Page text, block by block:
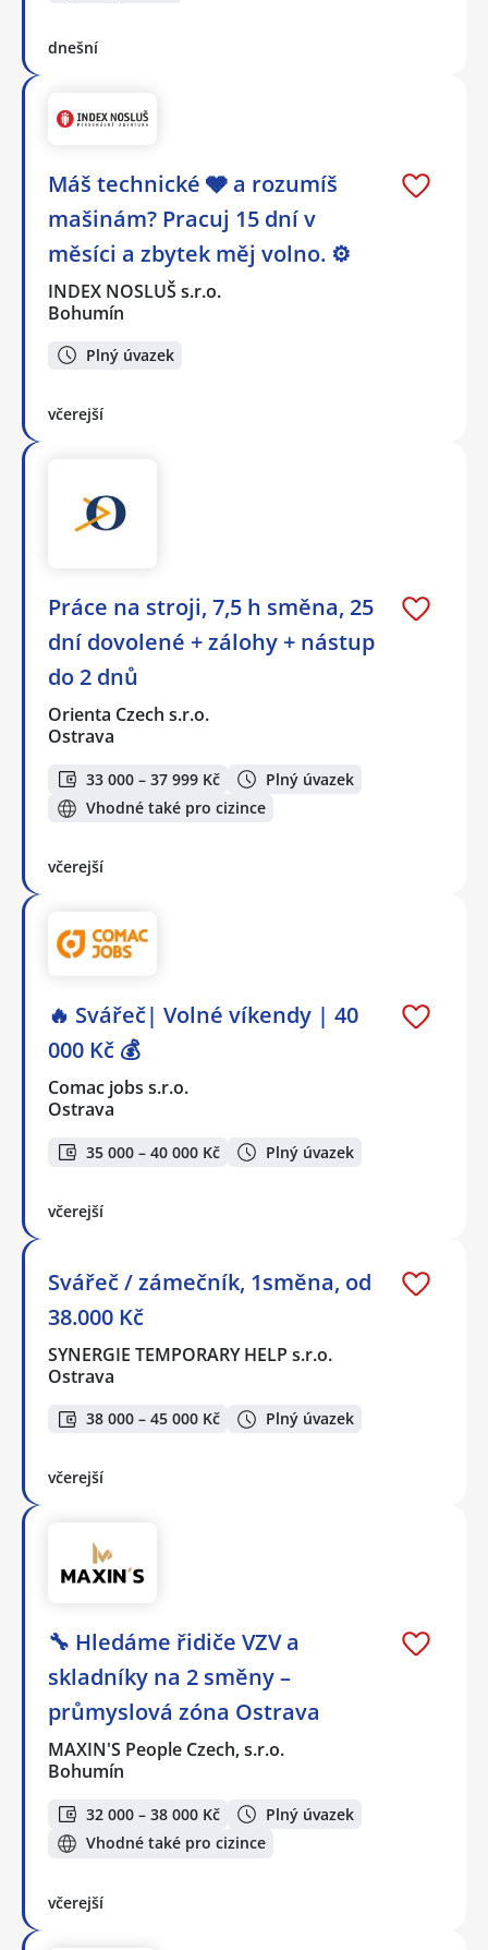
dnešní
Máš technické 🩶 a rozumíš
mašinám? Pracuj 15 dní v
měsíci a zbytek měj volno. ⚙
INDEX NOSLUŠ s.r.o.
Bohumín
Plný úvazek
včerejší
Práce na stroji, 7,5 h směna, 25
dní dovolené + zálohy + nástup
do 2 dnů
Orienta Czech s.r.o.
Ostrava
33 000 – 37 999 Kč
Plný úvazek
Vhodné také pro cizince
včerejší
🔥 Svářeč| Volné víkendy | 40
000 Kč 💰
Comac jobs s.r.o.
Ostrava
35 000 – 40 000 Kč Plný úvazek
včerejší
Svářeč / zámečník, 1směna, od
38.000 Kč
SYNERGIE TEMPORARY HELP s.r.o.
Ostrava
38 000 – 45 000 Kč Plný úvazek
včerejší
🔧 Hledáme řidiče VZV a
skladníky na 2 směny –
průmyslová zóna Ostrava
MAXIN'S People Czech, s.r.o.
Bohumín
32 000 – 38 000 Kč
Plný úvazek
Vhodné také pro cizince
včerejší